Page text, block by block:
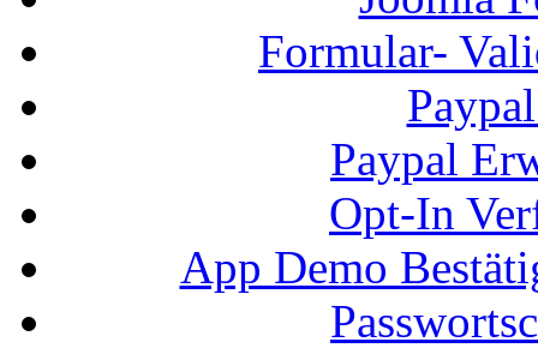
Formular-
Paypal
Opt-In
App Demo